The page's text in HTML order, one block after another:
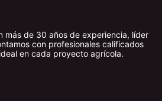
más de 30 años de experiencia, líder
con profesionales calificados
en cada proyecto agrícola.